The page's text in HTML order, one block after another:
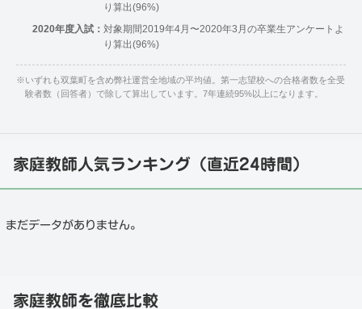
り算出(96%)
2020年度入試： 対象期間2019年4月〜2020年3月の卒業生アンケートよ
り算出(96%)
※いずれも双葉町を含め弊社運営全地域の平均値。第一志望校への合格者数を全受
験者数（回答者）で除して算出しています。7年連続95%以上になります。
家庭教師人気ランキング（直近24時間）
まだデータがありません。
家庭教師を徹底比較